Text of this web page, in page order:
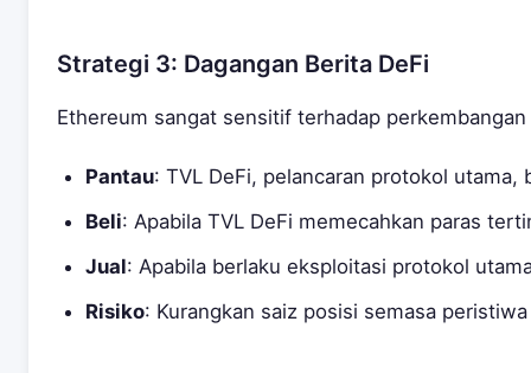
Strategi 3: Dagangan Berita DeFi
Ethereum sangat sensitif terhadap perkembangan
Pantau: TVL DeFi, pelancaran protokol utama,
Beli: Apabila TVL DeFi memecahkan paras
Jual: Apabila berlaku eksploitasi protokol
Risiko: Kurangkan saiz posisi semasa